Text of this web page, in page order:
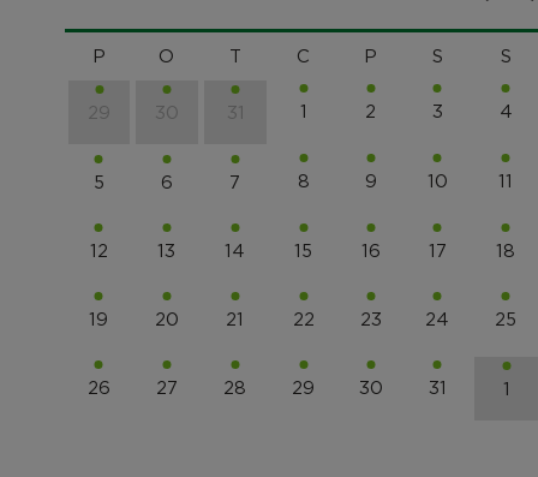
P O C P S S
29 30 31 1 2 3 4
5 6 7 8 9 10 11
12 13 14 15 16 17 18
19 20 21 22 23 24 25
26 27 28 29 30 31 1